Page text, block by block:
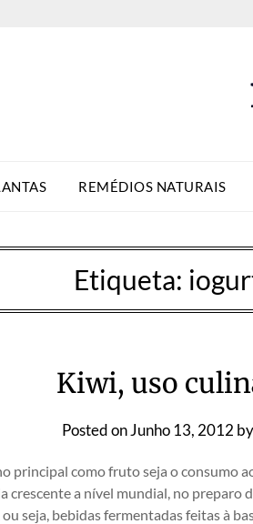
REMÉDIOS NATURAIS
Etiqueta:
Kiwi, uso
Posted onJunho 13, 2012 by
principal como fruto seja o consumo
crescente a nível mundial, no preparo
ou seja, bebidas fermentadas feitas à